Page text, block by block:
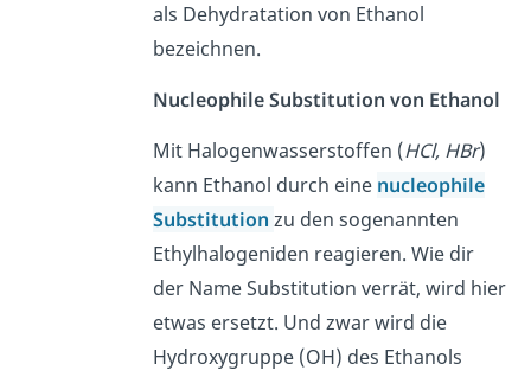
als Dehydratation von Ethanol
bezeichnen.
Nucleophile Substitution von Ethanol
Mit Halogenwasserstoffen (HCl, HBr)
kann Ethanol durch eine nucleophile
Substitution zu den sogenannten
Ethylhalogeniden reagieren. Wie dir
der Name Substitution verrät, wird hier
etwas ersetzt. Und zwar wird die
Hydroxygruppe (OH) des Ethanols